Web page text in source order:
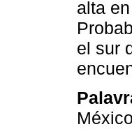
alta
el sur